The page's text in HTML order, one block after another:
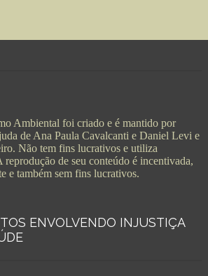
Ambiental foi criado e é mantido por
de Ana Paula Cavalcanti e Daniel Levi e
Não tem fins lucrativos e utiliza
reprodução de seu conteúdo é incentivada,
e também sem fins lucrativos.
ENVOLVENDO INJUSTIÇA